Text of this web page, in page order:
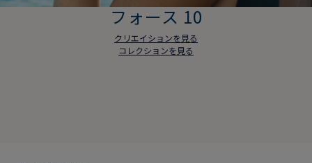
フォース 10
クリエイションを見る
コレクションを見る